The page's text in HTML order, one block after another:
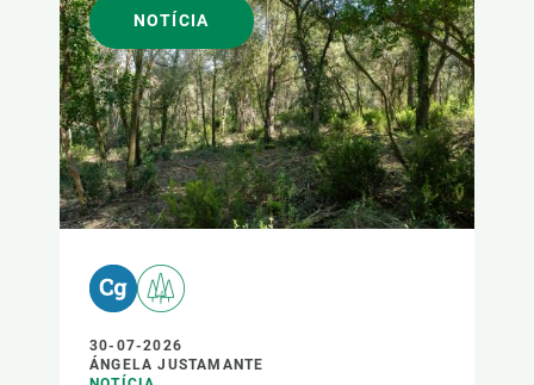
NOTÍCIA
30-07-2026
ÁNGELA JUSTAMANTE